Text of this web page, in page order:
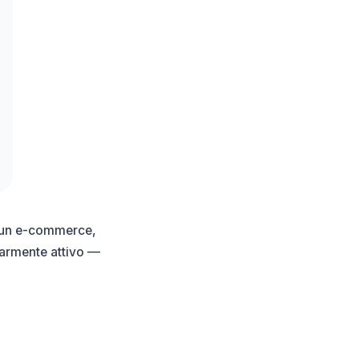
e-commerce,
attivo —